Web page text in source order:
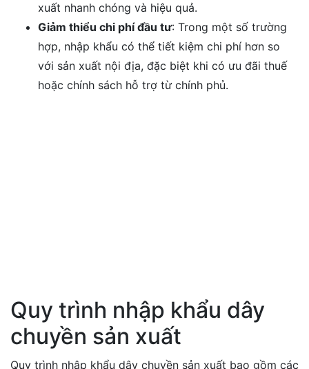
xuất nhanh chóng và hiệu quả.
Giảm thiểu chi phí đầu tư: Trong một số trường
hợp, nhập khẩu có thể tiết kiệm chi phí hơn so
với sản xuất nội địa, đặc biệt khi có ưu đãi thuế
hoặc chính sách hỗ trợ từ chính phủ.
Quy trình nhập khẩu dây
chuyền sản xuất
Quy trình nhập khẩu dây chuyền sản xuất bao gồm các